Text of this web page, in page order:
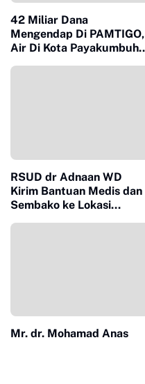
42 Miliar Dana
Mengendap Di PAMTIGO,
Air Di Kota Payakumbuh
RSUD dr Adnaan WD
Kirim Bantuan Medis dan
Sembako ke Lokasi
Mr. dr. Mohamad Anas